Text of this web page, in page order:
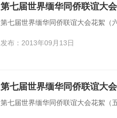
第七届世界缅华同侨联谊大
第七届世界缅华同侨联谊大会花絮（
发布：2013年09月13日
第七届世界缅华同侨联谊大
第七届世界缅华同侨联谊大会花絮（